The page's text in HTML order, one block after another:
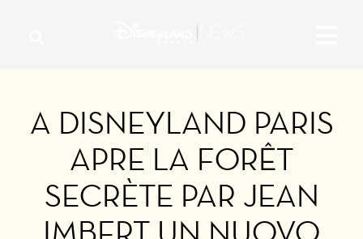
A DISNEYLAND PARIS
APRE LA FORÊT
SECRÈTE PAR JEAN